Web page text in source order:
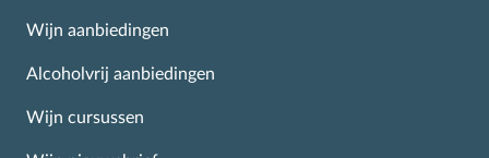
Wijn aanbiedingen
Alcoholvrij aanbiedingen
Wijn cursussen